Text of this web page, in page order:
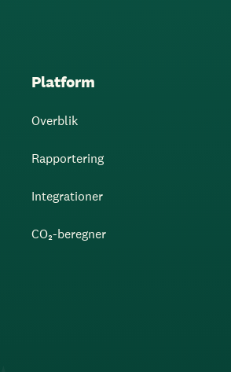
Platform
Overblik
Rapportering
Integrationer
CO₂-beregner